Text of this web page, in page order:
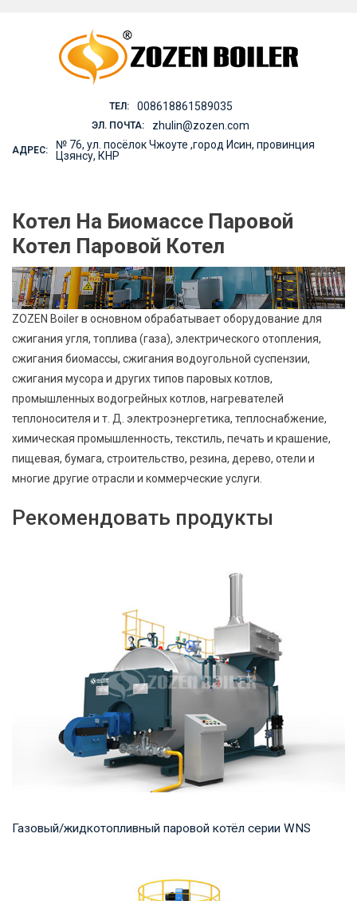
ТЕЛ: 008618861589035
ЭЛ. ПОЧТА: zhulin@zozen.com
АДРЕС:
№ 76, ул. посёлок Чжоуте ,город Исин, провинция
Цзянсу, КНР
Котел На Биомассе Паровой
Котел Паровой Котел
ZOZEN Boiler в основном обрабатывает оборудование для
сжигания угля, топлива (газа), электрического отопления,
сжигания биомассы, сжигания водоугольной суспензии,
сжигания мусора и других типов паровых котлов,
промышленных водогрейных котлов, нагревателей
теплоносителя и т. Д. электроэнергетика, теплоснабжение,
химическая промышленность, текстиль, печать и крашение,
пищевая, бумага, строительство, резина, дерево, отели и
многие другие отрасли и коммерческие услуги.
Рекомендовать продукты
Газовый/жидкотопливный паровой котёл серии WNS
продукта: 1-20 т/ч Температура на выходе: ...